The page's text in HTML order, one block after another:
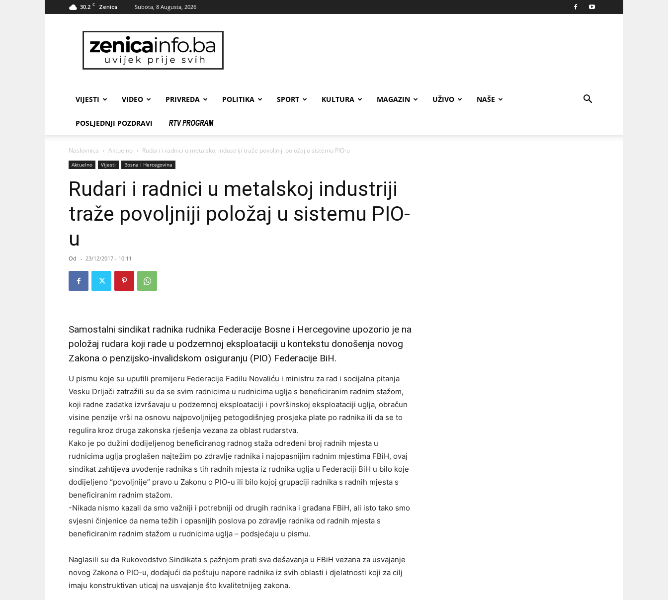
30.2 C Zenica Subota, 8 Augusta, 2026
zenicainfo.ba
VIJESTI VIDEO PRIVREDA POLITIKA SPORT KULTURA MAGAZIN UŽIVO NAŠE
POSLJEDNJI POZDRAVI
Naslovnica Aktuelno Rudari i radnici u metalskoj industriji traže povoljniji položaj u sistemu PIO-u
Aktuelno Vijesti Bosna i Hercegovina
Rudari i radnici u metalskoj industriji
traže povoljniji položaj u sistemu PIO-
u
Od - 23/12/2017 - 10:11
Samostalni sindikat radnika rudnika Federacije Bosne i Hercegovine upozorio je na
položaj rudara koji rade u podzemnoj eksploataciji u kontekstu donošenja novog
Zakona o penzijsko-invalidskom osiguranju (PIO) Federacije BiH.
U pismu koje su uputili premijeru Federacije Fadilu Novaliću i ministru za rad i socijalna pitanja
Vesku Drljači zatražili su da se svim radnicima u rudnicima uglja s beneficiranim radnim stažom,
koji radne zadatke izvršavaju u podzemnoj eksploataciji i površinskoj eksploataciji uglja, obračun
visine penzije vrši na osnovu najpovoljnijeg petogodišnjeg prosjeka plate po radnika ili da se to
regulira kroz druga zakonska rješenja vezana za oblast rudarstva.
Kako je po dužini dodijeljenog beneficiranog radnog staža određeni broj radnih mjesta u
rudnicima uglja proglašen najtežim po zdravlje radnika i najopasnijim radnim mjestima FBiH, ovaj
sindikat zahtijeva uvođenje radnika s tih radnih mjesta iz rudnika uglja u Federaciji BiH u bilo koje
dodijeljeno “povoljnije” pravo u Zakonu o PIO-u ili bilo kojoj grupaciji radnika s radnih mjesta s
beneficiranim radnim stažom.
-Nikada nismo kazali da smo važniji i potrebniji od drugih radnika i građana FBiH, ali isto tako smo
svjesni činjenice da nema težih i opasnijih poslova po zdravlje radnika od radnih mjesta s
beneficiranim radnim stažom u rudnicima uglja – podsjećaju u pismu.
Naglasili su da Rukovodstvo Sindikata s pažnjom prati sva dešavanja u FBiH vezana za usvajanje
novog Zakona o PIO-u, dodajući da poštuju napore radnika iz svih oblasti i djelatnosti koji za cilj
imaju konstruktivan uticaj na usvajanje što kvalitetnijeg zakona.